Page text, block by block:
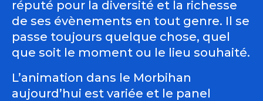
réputé pour la diversité et la richesse
de ses évènements en tout genre. Il se
passe toujours quelque chose, quel
que soit le moment ou le lieu souhaité.
L’animation dans le Morbihan
aujourd’hui est variée et le panel